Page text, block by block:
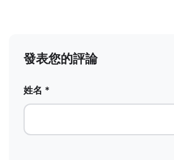
發表您的評論
姓名 *